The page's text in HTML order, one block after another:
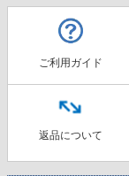
ご利用ガイド
返品について